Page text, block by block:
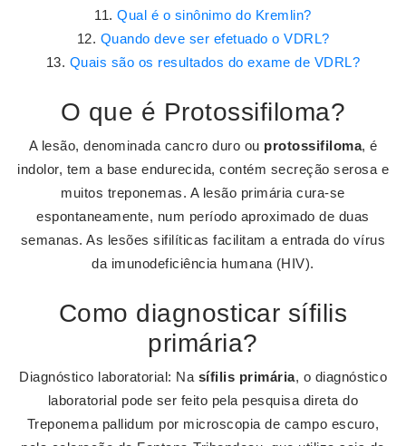
Qual é o sinônimo do Kremlin?
Quando deve ser efetuado o VDRL?
Quais são os resultados do exame de VDRL?
O que é Protossifiloma?
A lesão, denominada cancro duro ou protossifiloma, é
indolor, tem a base endurecida, contém secreção serosa e
muitos treponemas. A lesão primária cura-se
espontaneamente, num período aproximado de duas
semanas. As lesões sifilíticas facilitam a entrada do vírus
da imunodeficiência humana (HIV).
Como diagnosticar sífilis
primária?
Diagnóstico laboratorial: Na sífilis primária, o diagnóstico
laboratorial pode ser feito pela pesquisa direta do
Treponema pallidum por microscopia de campo escuro,